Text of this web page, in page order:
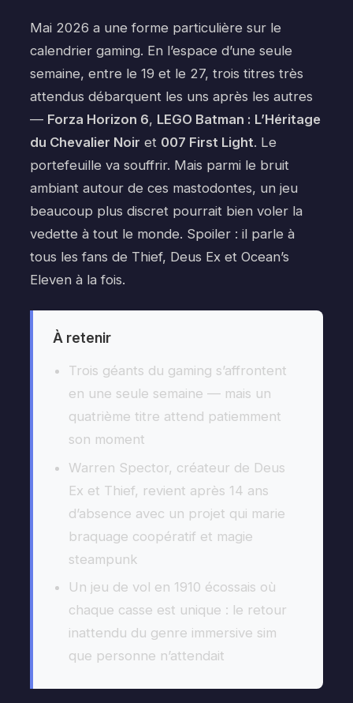
Mai 2026 a une forme particulière sur le
calendrier gaming. En l’espace d’une seule
semaine, entre le 19 et le 27, trois titres très
attendus débarquent les uns après les autres
— Forza Horizon 6, LEGO Batman : L’Héritage
du Chevalier Noir et 007 First Light. Le
portefeuille va souffrir. Mais parmi le bruit
ambiant autour de ces mastodontes, un jeu
beaucoup plus discret pourrait bien voler la
vedette à tout le monde. Spoiler : il parle à
tous les fans de Thief, Deus Ex et Ocean’s
Eleven à la fois.
À retenir
Trois géants du gaming s’affrontent
en une seule semaine — mais un
quatrième titre attend patiemment
son moment
Warren Spector, créateur de Deus
Ex et Thief, revient après 14 ans
d’absence avec un projet qui marie
braquage coopératif et magie
steampunk
Un jeu de vol en 1910 écossais où
chaque casse est unique : le retour
inattendu du genre immersive sim
que personne n’attendait